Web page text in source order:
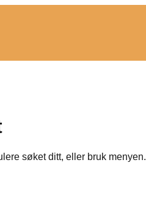
søket ditt, eller bruk menyen.